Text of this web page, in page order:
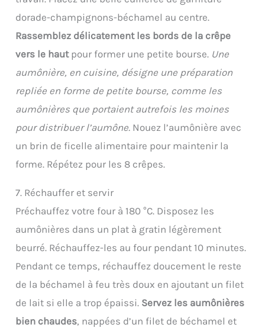
dorade-champignons-béchamel au centre.
Rassemblez délicatement les bords de la crêpe
vers le hautpour former une petite bourse. Une
aumônière, en cuisine, désigne une préparation
repliée en forme de petite bourse, comme les
aumônières que portaient autrefois les moines
pour distribuer l’aumône. Nouez l’aumônière avec
un brin de ficelle alimentaire pour maintenir la
forme. Répétez pour les 8 crêpes.
7. Réchauffer et servir
Préchauffez votre four à 180 °C. Disposez les
aumônières dans un plat à gratin légèrement
beurré. Réchauffez-les au four pendant 10 minutes.
Pendant ce temps, réchauffez doucement le reste
de la béchamel à feu très doux en ajoutant un filet
de lait si elle a trop épaissi. Servez les aumônières
bien chaudes, nappées d’un filet de béchamel et